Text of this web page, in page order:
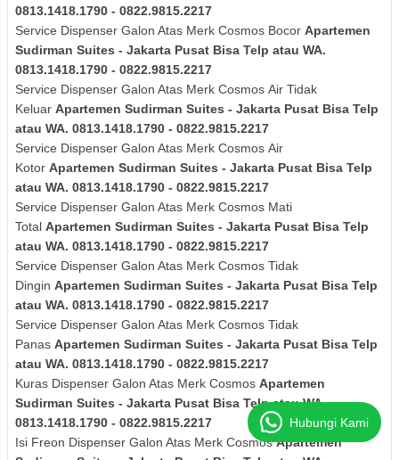
0813.1418.1790 - 0822.9815.2217
Service Dispenser Galon Atas Merk Cosmos Bocor Apartemen
Sudirman Suites - Jakarta Pusat Bisa Telp atau WA.
0813.1418.1790 - 0822.9815.2217
Service Dispenser Galon Atas Merk Cosmos Air Tidak
Keluar Apartemen Sudirman Suites - Jakarta Pusat Bisa Telp
atau WA. 0813.1418.1790 - 0822.9815.2217
Service Dispenser Galon Atas Merk Cosmos Air
Kotor Apartemen Sudirman Suites - Jakarta Pusat Bisa Telp
atau WA. 0813.1418.1790 - 0822.9815.2217
Service Dispenser Galon Atas Merk Cosmos Mati
Total Apartemen Sudirman Suites - Jakarta Pusat Bisa Telp
atau WA. 0813.1418.1790 - 0822.9815.2217
Service Dispenser Galon Atas Merk Cosmos Tidak
Dingin Apartemen Sudirman Suites - Jakarta Pusat Bisa Telp
atau WA. 0813.1418.1790 - 0822.9815.2217
Service Dispenser Galon Atas Merk Cosmos Tidak
Panas Apartemen Sudirman Suites - Jakarta Pusat Bisa Telp
atau WA. 0813.1418.1790 - 0822.9815.2217
Kuras Dispenser Galon Atas Merk Cosmos Apartemen
Sudirman Suites - Jakarta Pusat Bisa Telp atau WA.
0813.1418.1790 - 0822.9815.2217
Isi Freon Dispenser Galon Atas Merk CosmosApartemen
Hubungi Kami